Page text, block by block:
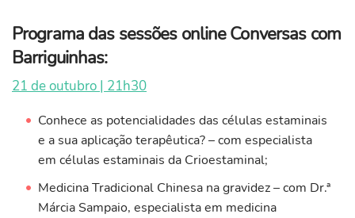
Programa das sessões online Conversas com
Barriguinhas:
21 de outubro | 21h30
Conhece as potencialidades das células estaminais
e a sua aplicação terapêutica? – com especialista
em células estaminais da Crioestaminal;
Medicina Tradicional Chinesa na gravidez – com Dr.ª
Márcia Sampaio, especialista em medicina